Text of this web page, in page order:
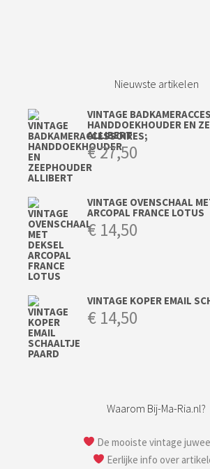
Nieuwste artikelen
VINTAGE
HANDDOEKHOUDER EN
ALLIBERT
€27,50
VINTAGE OVENSCHAAL
ARCOPAL FRANCE LOTUS
€ 14,50
VINTAGE KOPER EMAIL
€ 14,50
Waarom Bij-Ma-Ria.nl?
De mooiste vintage
Eerlijke info over